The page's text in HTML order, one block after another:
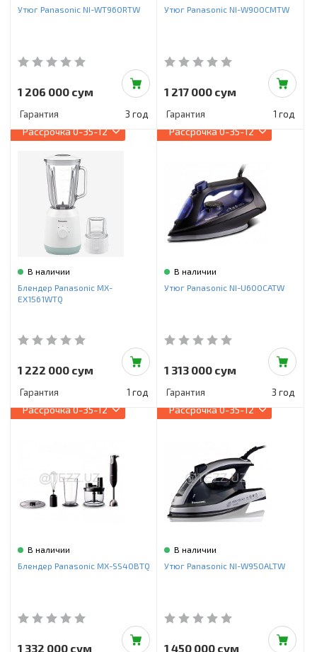
Утюг Panasonic NI-WT960RTW
1 206 000 сум
Гарантия 3 год
Утюг Panasonic NI-W900CMTW
1 217 000 сум
Гарантия 1 год
Рассрочка0-35-12
В наличии
Блендер Panasonic MX-
EX1561WTQ
1 222 000 сум
Гарантия 1 год
Рассрочка0-35-12
В наличии
Утюг Panasonic NI-U600CATW
1 313 000 сум
Гарантия 3 год
Рассрочка0-35-12
В наличии
Блендер Panasonic MX-SS40BTQ
1 332 000 сум
Рассрочка0-35-12
В наличии
Утюг Panasonic NI-W950ALTW
1 450 000 сум